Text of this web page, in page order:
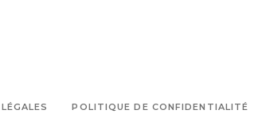
POLITIQUE DE CONFIDENTIALITÉ